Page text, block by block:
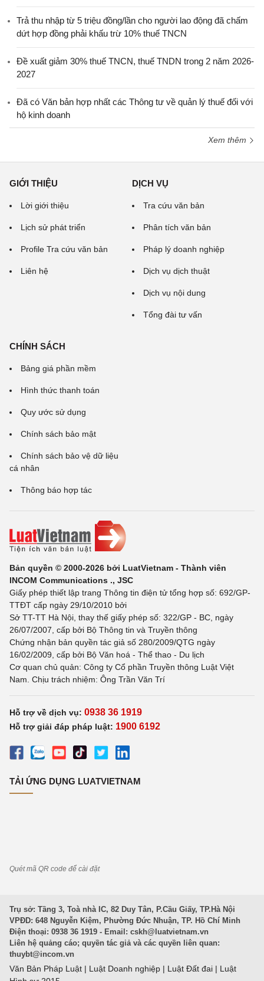
Trả thu nhập từ 5 triệu đồng/lần cho người lao động đã chấm
dứt hợp đồng phải khấu trừ 10% thuế TNCN
Đề xuất giảm 30% thuế TNCN, thuế TNDN trong 2 năm 2026-
2027
Đã có Văn bản hợp nhất các Thông tư về quản lý thuế đối với
hộ kinh doanh
Xem thêm
GIỚI THIỆU
Lời giới thiệu
Lịch sử phát triển
Profile Tra cứu văn bản
Liên hệ
DỊCH VỤ
Tra cứu văn bản
Phân tích văn bản
Pháp lý doanh nghiệp
Dịch vụ dịch thuật
Dịch vụ nội dung
Tổng đài tư vấn
CHÍNH SÁCH
Bảng giá phần mềm
Hình thức thanh toán
Quy ước sử dụng
Chính sách bảo mật
Chính sách bảo vệ dữ liệu
cá nhân
Thông báo hợp tác
Bản quyền © 2000-2026 bởi LuatVietnam - Thành viên
INCOM Communications ., JSC
Giấy phép thiết lập trang Thông tin điện tử tổng hợp số: 692/GP-
TTĐT cấp ngày 29/10/2010 bởi
Sở TT-TT Hà Nội, thay thế giấy phép số: 322/GP - BC, ngày
26/07/2007, cấp bởi Bộ Thông tin và Truyền thông
Chứng nhận bản quyền tác giả số 280/2009/QTG ngày
16/02/2009, cấp bởi Bộ Văn hoá - Thể thao - Du lịch
Cơ quan chủ quản: Công ty Cổ phần Truyền thông Luật Việt
Nam. Chịu trách nhiệm: Ông Trần Văn Trí
Hỗ trợ về dịch vụ: 0938 36 1919
Hỗ trợ giải đáp pháp luật: 1900 6192
TẢI ỨNG DỤNG LUATVIETNAM
Quét mã QR code để cài đặt
Trụ sở: Tầng 3, Toà nhà IC, 82 Duy Tân, P.Cầu Giấy, TP.Hà Nội
VPĐD: 648 Nguyễn Kiệm, Phường Đức Nhuận, TP. Hồ Chí Minh
Điện thoại: 0938 36 1919 - Email: cskh@luatvietnam.vn
Liên hệ quảng cáo; quyền tác giả và các quyền liên quan:
thuybt@incom.vn
Văn Bản Pháp Luật | Luật Doanh nghiệp | Luật Đất đai | Luật